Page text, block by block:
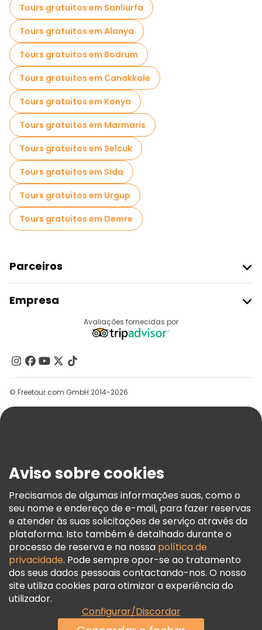
Tours gratuitos em Sanliurfa
Tours gratuitos em Alanya
Tours gratuitos em Bodrum
Tours gratuitos em Canakkale
Tours gratuitos em Konya
Tours gratuitos em Marmaris
Tours gratuitos em Selcuk
Tours gratuitos em Sida
Tours gratuitos em Urgup
Tours gratuitos em Demre
Parceiros
Registo Do Fornecedor
Programa De Afiliados
Empresa
Contacte-Nos
Grupos
Ajuda
Termos E Informações Legais
Política De Cookies
Freetour Prémios
Programa De Fidelidade
Avaliações fornecidas por
© Freetour.com GmbH 2014-2026
Aviso sobre cookies
Precisamos de algumas informações suas, como o
seu nome e endereço de e-mail, para fazer reservas
e atender às suas solicitações de serviço através da
plataforma. Isto também é detalhado durante o
processo de reserva e na nossa política de
privacidade. Pode sempre opor-se ao tratamento
dos seus dados pessoais contactando-nos. O nosso
site utiliza cookies para otimizar a experiência do
utilizador.
Configurar/Discordar